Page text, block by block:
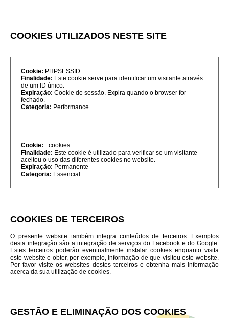
COOKIES UTILIZADOS NESTE SITE
Cookie: PHPSESSID
Finalidade: Este cookie serve para identificar um visitante através
de um ID único.
Expiração: Cookie de sessão. Expira quando o browser for
fechado.
Categoria: Performance
Cookie:
_cookies
Finalidade: Este cookie é utilizado para verificar se um visitante
aceitou o uso das diferentes cookies no website.
Expiração: Permanente
Categoria: Essencial
COOKIES DE TERCEIROS
O presente website também integra conteúdos de terceiros. Exemplos
desta integração são a integração de serviços do Facebook e do Google.
Estes terceiros poderão eventualmente instalar cookies enquanto visita
este website e obter, por exemplo, informação de que visitou este website.
Por favor visite os websites destes terceiros e obtenha mais informação
acerca da sua utilização de cookies.
GESTÃO E ELIMINAÇÃO DOS COOKIES